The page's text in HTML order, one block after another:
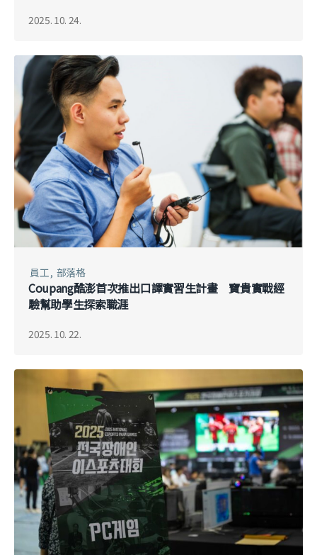
2025. 10. 24.
員工 部落格
Coupang酷澎首次推出口譯實習生計畫 寶貴實戰經
驗幫助學生探索職涯
2025. 10. 22.